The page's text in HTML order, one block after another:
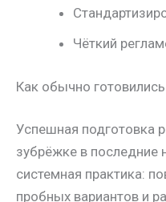
Чёткий
Как обычно
Успешная подготовка
зубрёжке в последние
системная практика:
пробных вариантов и